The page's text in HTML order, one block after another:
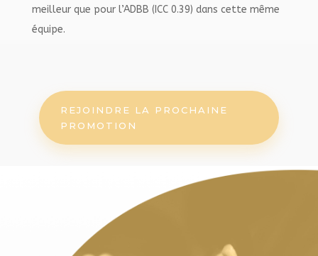
meilleur que pour l’ADBB (ICC 0.39) dans cette même
équipe.
REJOINDRE LA PROCHAINE
PROMOTION